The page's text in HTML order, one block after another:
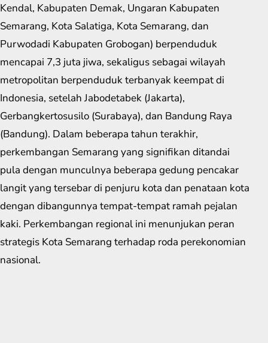
Kendal, Kabupaten Demak, Ungaran Kabupaten
Semarang, Kota Salatiga, Kota Semarang, dan
Purwodadi Kabupaten Grobogan) berpenduduk
mencapai 7,3 juta jiwa, sekaligus sebagai wilayah
metropolitan berpenduduk terbanyak keempat di
Indonesia, setelah Jabodetabek (Jakarta),
Gerbangkertosusilo (Surabaya), dan Bandung Raya
(Bandung). Dalam beberapa tahun terakhir,
perkembangan Semarang yang signifikan ditandai
pula dengan munculnya beberapa gedung pencakar
langit yang tersebar di penjuru kota dan penataan kota
dengan dibangunnya tempat-tempat ramah pejalan
kaki. Perkembangan regional ini menunjukan peran
strategis Kota Semarang terhadap roda perekonomian
nasional.